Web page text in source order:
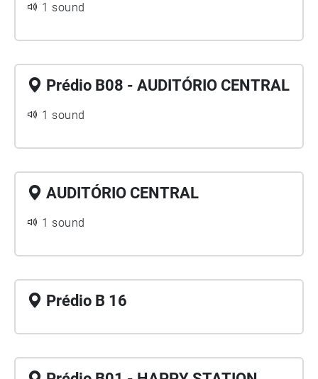
1 sound
Prédio B08 - AUDITÓRIO CENTRAL
1 sound
AUDITÓRIO CENTRAL
1 sound
Prédio B 16